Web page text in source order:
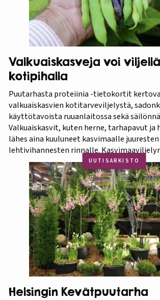
Valkuaiskasveja voi viljellä
kotipihalla
Puutarhasta proteiinia -tietokortit
valkuaiskasvien kotitarveviljelystä,
käyttötavoista ruuanlaitossa sekä
Valkuaiskasvit, kuten herne, tarhapavut ja
lähes aina kuuluneet kasvimaalle juuresten
lehtivihannesten rinnalle.
suosion myötä ravitsevien
viljelykasveina kannattaa korostaa.
tietokorttisarja on tarkoitettu
ovat kiinnostuneita lisäämään
lautasellaan. Kotipuutarhassa voi viljellä
valkuaiskasveja,…
UUTISARKISTO
Helsingin Kevätpuutarha